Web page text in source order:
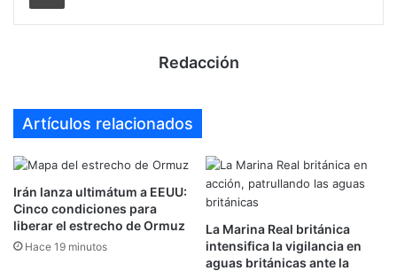
Redacción
Artículos relacionados
Irán lanza ultimátum a EEUU:
Cinco condiciones para
liberar el estrecho de Ormuz
Hace 19 minutos
La Marina Real británica
intensifica la vigilancia en
aguas británicas ante la